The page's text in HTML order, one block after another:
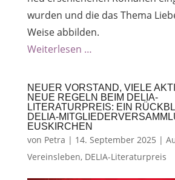
wurden und die das Thema
Weise abbilden.
Weiterlesen …
NEUER VORSTAND, VIELE
NEUE REGELN BEIM DELIA-
LITERATURPREIS: EIN
DELIA-
EUSKIRCHEN
von Petra | 14. September 2025 |
Vereinsleben, DELIA-Literaturpreis